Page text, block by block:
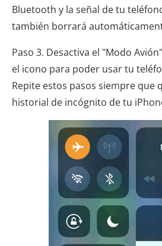
Bluetooth y la señal de tu
también borrará
Paso 3. Desactiva el "Modo
el icono para poder usar tu
Repite estos pasos siempre que
historial de incógnito de tu